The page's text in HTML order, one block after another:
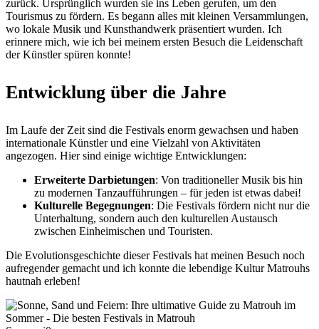
zurück. Ursprünglich wurden sie ins Leben gerufen, um den
Tourismus zu fördern. Es begann alles mit kleinen Versammlungen,
wo lokale Musik und Kunsthandwerk präsentiert wurden. Ich
erinnere mich, wie ich bei meinem ersten Besuch die Leidenschaft
der Künstler spüren konnte!
Entwicklung über die Jahre
Im Laufe der Zeit sind die Festivals enorm gewachsen und haben
internationale Künstler und eine Vielzahl von Aktivitäten
angezogen. Hier sind einige wichtige Entwicklungen:
Erweiterte Darbietungen: Von traditioneller Musik bis hin
zu modernen Tanzaufführungen – für jeden ist etwas dabei!
Kulturelle Begegnungen: Die Festivals fördern nicht nur die
Unterhaltung, sondern auch den kulturellen Austausch
zwischen Einheimischen und Touristen.
Die Evolutionsgeschichte dieser Festivals hat meinen Besuch noch
aufregender gemacht und ich konnte die lebendige Kultur Matrouhs
hautnah erleben!